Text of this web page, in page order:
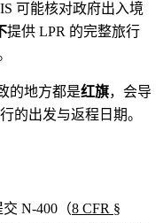
可能核对政府出入境
提供 LPR 的完整旅行
的地方都是红旗，会导
的出发与返程日期。
交 N‑400（8 CFR §